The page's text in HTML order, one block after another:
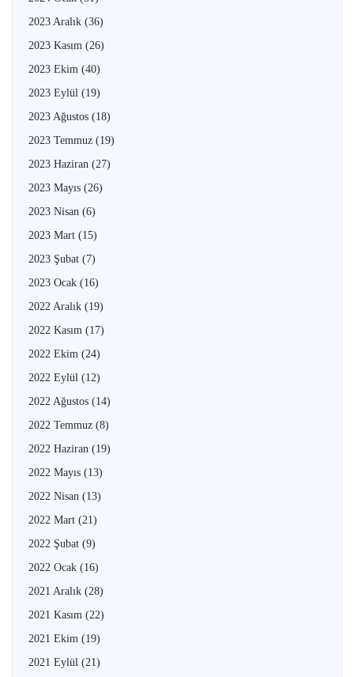
2023 Aralık (36)
2023 Kasım (26)
2023 Ekim (40)
2023 Eylül (19)
2023 Ağustos (18)
2023 Temmuz (19)
2023 Haziran (27)
2023 Mayıs (26)
2023 Nisan (6)
2023 Mart (15)
2023 Şubat (7)
2023 Ocak (16)
2022 Aralık (19)
2022 Kasım (17)
2022 Ekim (24)
2022 Eylül (12)
2022 Ağustos (14)
2022 Temmuz (8)
2022 Haziran (19)
2022 Mayıs (13)
2022 Nisan (13)
2022 Mart (21)
2022 Şubat (9)
2022 Ocak (16)
2021 Aralık (28)
2021 Kasım (22)
2021 Ekim (19)
2021 Eylül (21)